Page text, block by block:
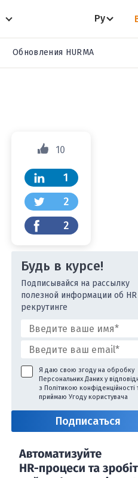
Ру
Обновления HURMA
10
1
2
2
Будь в курсе!
Подписывайся на рассылку
полезной информации об HR
рекрутинге
Я даю свою згоду на обробку
Персональних Даних у
з Політикою конфіденційності
приймаю Угоду користувача